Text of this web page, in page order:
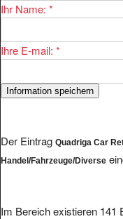
Ihr Name: *
Ihre E-mail: *
Der Eintrag Quadriga Car
Handel/Fahrzeuge/Diverse
Im Bereich existieren 141